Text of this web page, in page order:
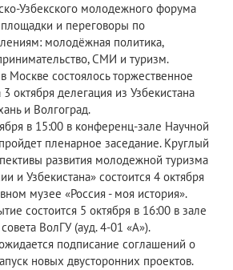
Узбекского молодежного форума
и переговоры по
молодёжная политика,
СМИ и туризм.
Москве состоялось торжественное
октября делегация из Узбекистана
и Волгоград.
в 15:00 в конференц-зале Научной
пленарное заседание. Круглый
развития молодежной туризма
и Узбекистана» состоится 4 октября
музее «Россия - моя история».
состоится 5 октября в 16:00 в зале
ВолГУ (ауд. 4-01 «А»).
подписание соглашений о
новых двусторонних проектов.